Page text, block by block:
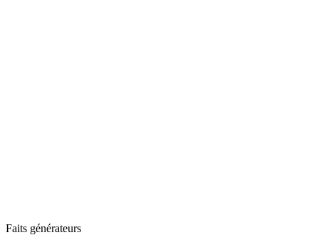
Faits générateurs